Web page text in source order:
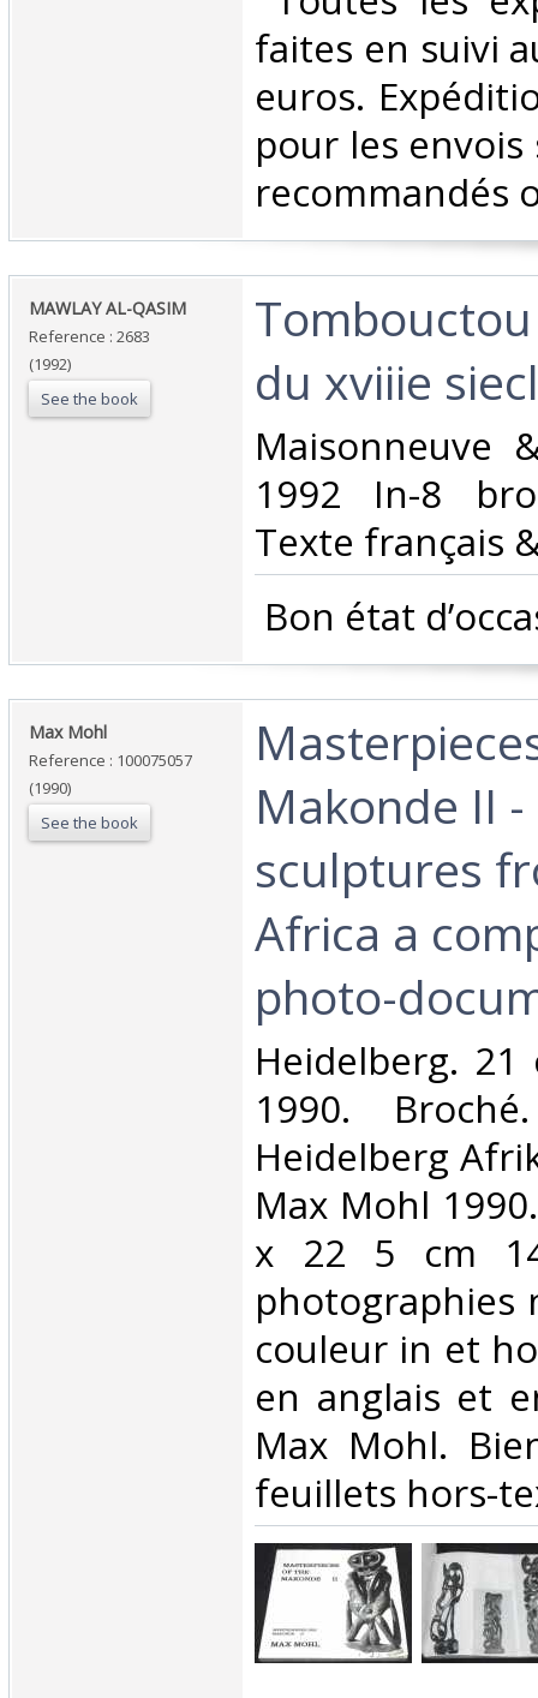
faites en suivi
euros.
pour les envois
recommandés
‎MAWLAY AL-QASIM‎
Reference : 2683
(1992)
See the book
du xviiie
‎Maisonneuve
1992 In-8
Texte français
Bon état
‎Max Mohl‎
Reference : 100075057
(1990)
See the book
Makonde II -
sculptures
Africa a
photo-
‎Heidelberg.
1990.
Heidelberg
Max Mohl
x 22 5 cm
photographies
couleur in et
en anglais et
Max Mohl.
feuillets hors-